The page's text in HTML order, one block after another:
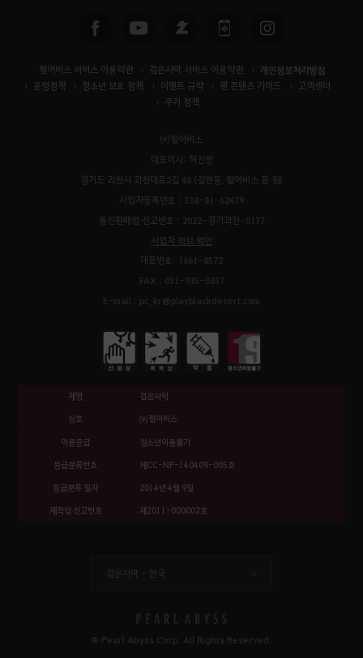
펄어비스 서비스 이용약관 검은사막 서비스 이용약관 개인정보처리방침
운영정책 청소년 보호 정책 이벤트 규약 팬 콘텐츠 가이드
고객센터
쿠키 정책
㈜펄어비스
대표이사: 허진영
경기도 과천시 과천대로2길 48 (갈현동, 펄어비스 홈 원)
사업자등록번호 : 138-81-62479
통신판매업 신고번호 : 2022-경기과천-0177
사업자 정보 확인
대표번호: 1661-8572
FAX : 031-935-0837
E-mail : pc_kr@playblackdesert.com
제명 검은사막
상호 ㈜펄어비스
이용등급 청소년이용불가
등급분류번호 제CC-NP-140409-005호
등급분류 일자 2014년 4월 9일
제작업 신고번호 제2011-000002호
검은사막 - 한국
© Pearl Abyss Corp. All Rights Reserved.